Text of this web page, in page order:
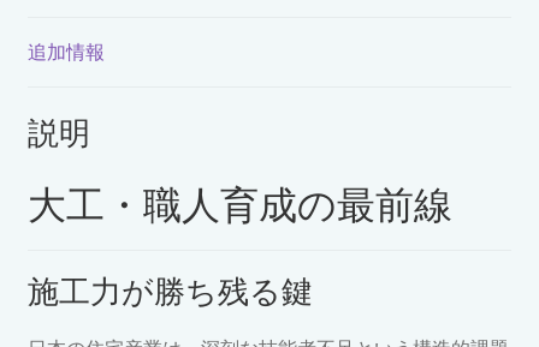
Vol.722（2026
号）
追加情報
説明
大工・職人育成の最前線
施工力が勝ち残る鍵